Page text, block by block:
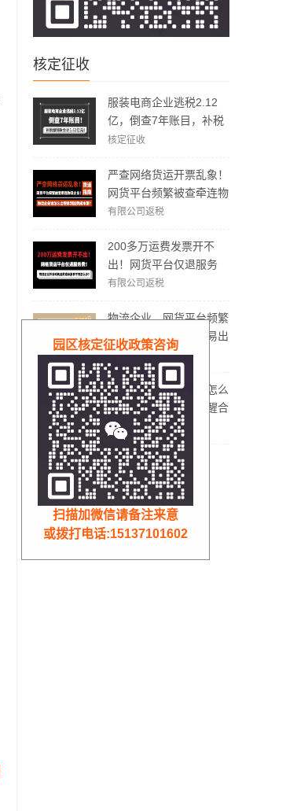
核定征收
服装电商企业逃税2.12
亿，倒查7年账目，补税
加罚款3.62亿元！
核定征收
严查网络货运开票乱象！
网货平台频繁被查牵连物
流企业！物流企业该怎么
有限公司返税
200多万运费发票开不
出！网货平台仅退服务
费，运费成本拿不到怎么
有限公司返税
物流企业、网货平台频繁
被稽查，哪些方面容易出
现问题？怎么实现合规经
营？
有限公司返税
电商没有成本票应该怎么
办？收到税务预警提醒合
规解决方案！
核定征收
园区核定征收政策咨询
扫描加微信请备注来意
或拨打电话:15137101602